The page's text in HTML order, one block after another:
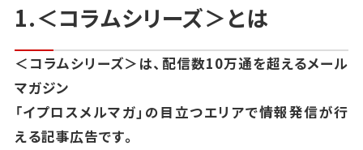
1.＜コラムシリーズ＞とは
＜コラムシリーズ＞は、配信数10万通を超えるメール
マガジン
「イプロスメルマガ」の目立つエリアで情報発信が行
える記事広告です。